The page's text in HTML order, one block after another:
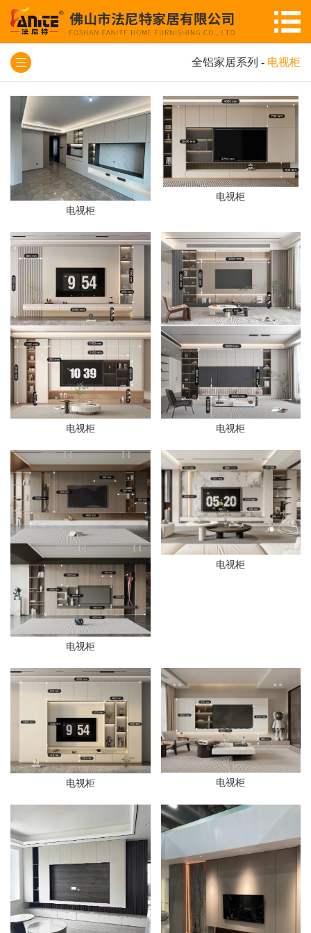
全铝家居系列 - 电视柜
电视柜
电视柜
电视柜 电视柜
电视柜
电视柜
电视柜 电视柜